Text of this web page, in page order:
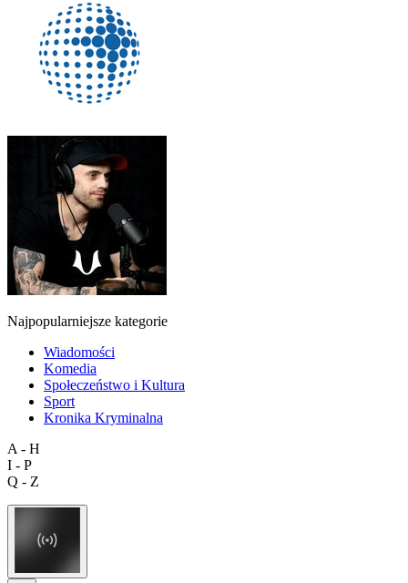
Najpopularniejsze kategorie
Wiadomości
Komedia
Społeczeństwo i Kultura
Sport
Kronika Kryminalna
A - H
I - P
Q - Z